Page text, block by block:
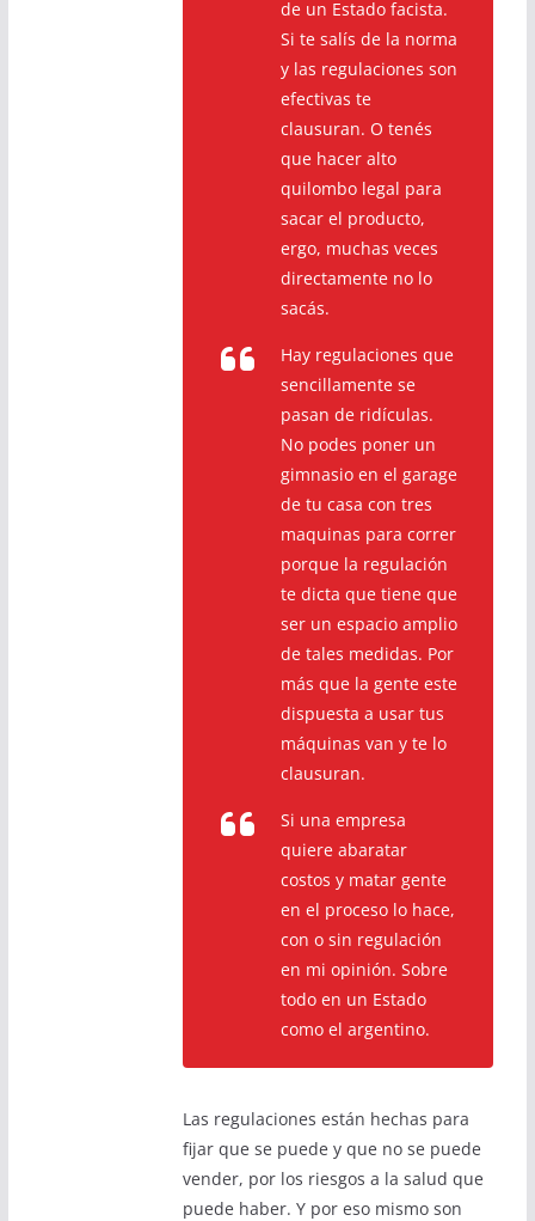
de un Estado facista.
Si te salís de la norma
y las regulaciones son
efectivas te
clausuran. O tenés
que hacer alto
quilombo legal para
sacar el producto,
ergo, muchas veces
directamente no lo
sacás.
Hay regulaciones que
sencillamente se
pasan de ridículas.
No podes poner un
gimnasio en el garage
de tu casa con tres
maquinas para correr
porque la regulación
te dicta que tiene que
ser un espacio amplio
de tales medidas. Por
más que la gente este
dispuesta a usar tus
máquinas van y te lo
clausuran.
Si una empresa
quiere abaratar
costos y matar gente
en el proceso lo hace,
con o sin regulación
en mi opinión. Sobre
todo en un Estado
como el argentino.
Las regulaciones están hechas para
fijar que se puede y que no se puede
vender, por los riesgos a la salud que
puede haber. Y por eso mismo son